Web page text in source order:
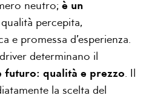
neutro; è un
percepita,
e promessa d’esperienza.
determinano il
futuro: qualità e prezzo. Il
la scelta del